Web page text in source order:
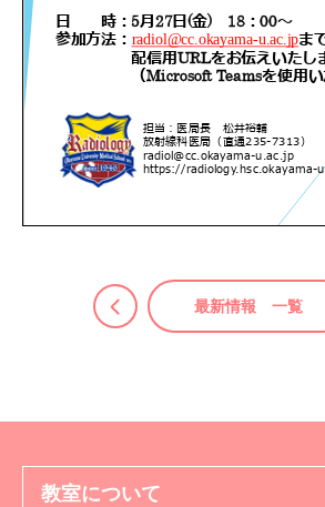
最新情報 一覧
教室について